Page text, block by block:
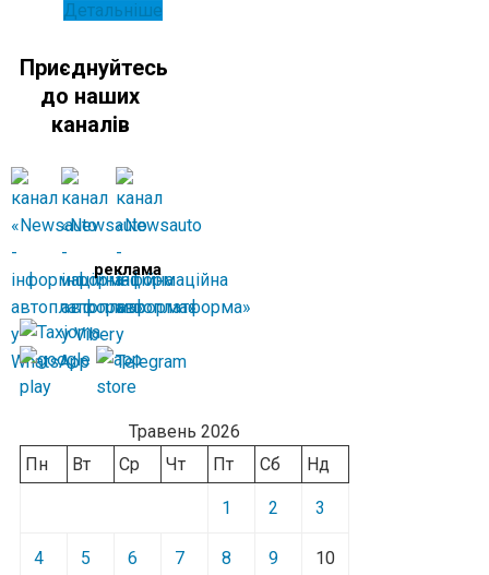
Детальніше
Приєднуйтесь
до наших
каналів
реклама
Травень 2026
Пн
Вт Ср Чт Пт Сб Нд
1 2 3
4 5 6 7 8 9 10